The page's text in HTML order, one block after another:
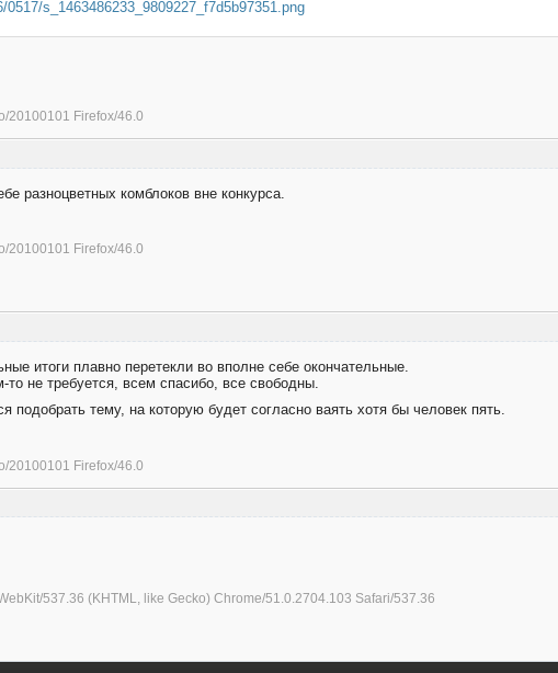
20100101 Firefox/46.0
разноцветных комблоков вне конкурса.
20100101 Firefox/46.0
итоги плавно перетекли во вполне себе окончательные.
не требуется, всем спасибо, все свободны.
подобрать тему, на которую будет согласно ваять хотя бы человек пять.
20100101 Firefox/46.0
537.36 (KHTML, like Gecko) Chrome/51.0.2704.103 Safari/537.36